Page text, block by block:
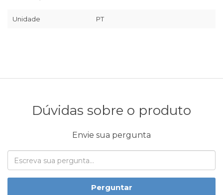
Unidade PT
Dúvidas sobre o produto
Envie sua pergunta
Perguntar